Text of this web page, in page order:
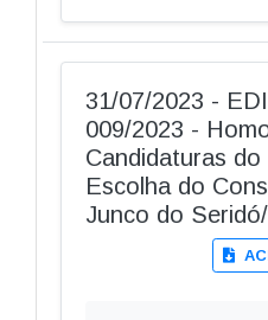
31/07/2023 -
009/2023 -
Candidaturas
Escolha do
Junco do